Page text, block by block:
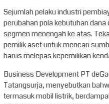
Sejumlah pelaku industri
perubahan pola kebutuhan
segmen menengah ke atas.
pemilik aset untuk mencari
harus melepas kepemilikan
Business Development PT
Tatangsurja, menyebutkan
termasuk mobil listrik,